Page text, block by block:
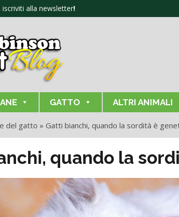
iscriviti alla newsletter!
GATTO ALTRI ANIMALI
del gatto » Gatti bianchi, quando la sordità è
quando la